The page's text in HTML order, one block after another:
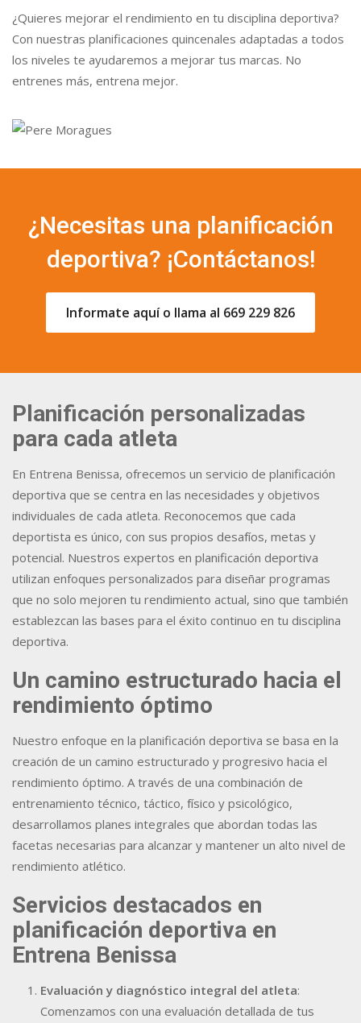
¿Quieres mejorar el rendimiento en tu disciplina deportiva?
Con nuestras planificaciones quincenales adaptadas a todos
los niveles te ayudaremos a mejorar tus marcas. No
entrenes más, entrena mejor.
¿Necesitas una planificación
deportiva? ¡Contáctanos!
Informate aquí o llama al 669 229 826
Planificación personalizadas
para cada atleta
En Entrena Benissa, ofrecemos un servicio de planificación
deportiva que se centra en las necesidades y objetivos
individuales de cada atleta. Reconocemos que cada
deportista es único, con sus propios desafíos, metas y
potencial. Nuestros expertos en planificación deportiva
utilizan enfoques personalizados para diseñar programas
que no solo mejoren tu rendimiento actual, sino que también
establezcan las bases para el éxito continuo en tu disciplina
deportiva.
Un camino estructurado hacia el
rendimiento óptimo
Nuestro enfoque en la planificación deportiva se basa en la
creación de un camino estructurado y progresivo hacia el
rendimiento óptimo. A través de una combinación de
entrenamiento técnico, táctico, físico y psicológico,
desarrollamos planes integrales que abordan todas las
facetas necesarias para alcanzar y mantener un alto nivel de
rendimiento atlético.
Servicios destacados en
planificación deportiva en
Entrena Benissa
Evaluación y diagnóstico integral del atleta:
Comenzamos con una evaluación detallada de tus